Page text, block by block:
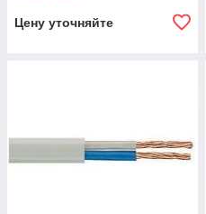
Цену уточняйте